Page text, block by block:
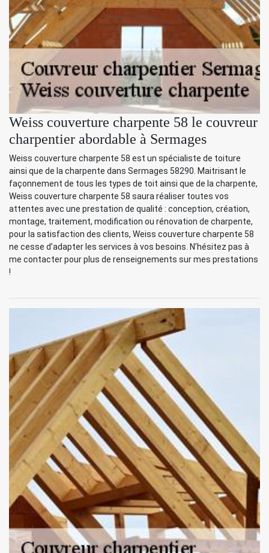
Weiss couverture charpente 58 le couvreur
charpentier abordable à Sermages
Weiss couverture charpente 58 est un spécialiste de toiture
ainsi que de la charpente dans Sermages 58290. Maitrisant le
façonnement de tous les types de toit ainsi que de la charpente,
Weiss couverture charpente 58 saura réaliser toutes vos
attentes avec une prestation de qualité : conception, création,
montage, traitement, modification ou rénovation de charpente,
pour la satisfaction des clients, Weiss couverture charpente 58
ne cesse d’adapter les services à vos besoins. N’hésitez pas à
me contacter pour plus de renseignements sur mes prestations
!